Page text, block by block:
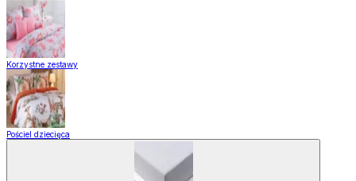
Korzystne zestawy
Pościel dziecięca